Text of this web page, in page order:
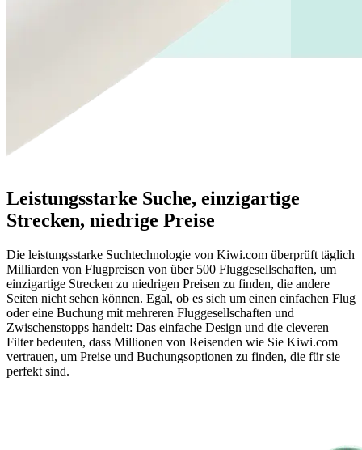
Leistungsstarke Suche, einzigartige
Strecken, niedrige Preise
Die leistungsstarke Suchtechnologie von Kiwi.com überprüft täglich
Milliarden von Flugpreisen von über 500 Fluggesellschaften, um
einzigartige Strecken zu niedrigen Preisen zu finden, die andere
Seiten nicht sehen können. Egal, ob es sich um einen einfachen Flug
oder eine Buchung mit mehreren Fluggesellschaften und
Zwischenstopps handelt: Das einfache Design und die cleveren
Filter bedeuten, dass Millionen von Reisenden wie Sie Kiwi.com
vertrauen, um Preise und Buchungsoptionen zu finden, die für sie
perfekt sind.